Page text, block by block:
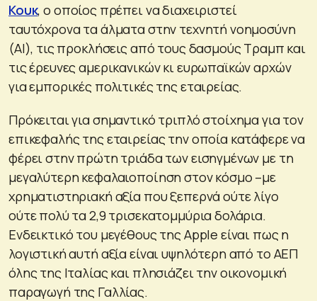
Κουκ, ο οποίος πρέπει να διαχειριστεί
ταυτόχρονα τα άλματα στην τεχνητή νοημοσύνη
(ΑΙ), τις προκλήσεις από τους δασμούς Τραμπ και
τις έρευνες αμερικανικών κι ευρωπαϊκών αρχών
για εμπορικές πολιτικές της εταιρείας.
Πρόκειται για σημαντικό τριπλό στοίχημα για τον
επικεφαλής της εταιρείας την οποία κατάφερε να
φέρει στην πρώτη τριάδα των εισηγμένων με τη
μεγαλύτερη κεφαλαιοποίηση στον κόσμο –με
χρηματιστηριακή αξία που ξεπερνά ούτε λίγο
ούτε πολύ τα 2,9 τρισεκατομμύρια δολάρια.
Ενδεικτικό του μεγέθους της Apple είναι πως η
λογιστική αυτή αξία είναι υψηλότερη από το ΑΕΠ
όλης της Ιταλίας και πλησιάζει την οικονομική
παραγωγή της Γαλλίας.